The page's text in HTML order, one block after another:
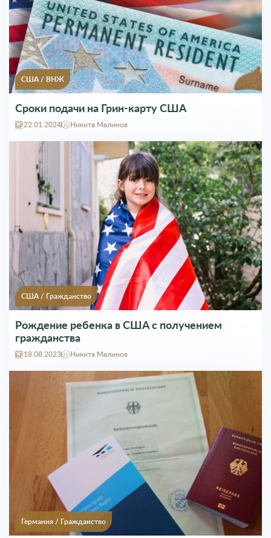
США/ ВНЖ
Сроки подачи на Грин-карту США
22.01.2024 Никита Малинов
США/ Гражданство
Рождение ребенка в США с получением
гражданства
18.08.2023 Никита Малинов
Германия / Гражданство